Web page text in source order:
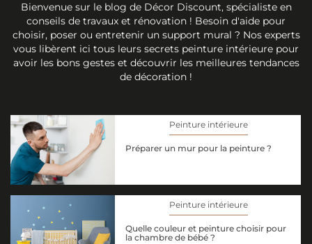
Bienvenue sur le blog de Décor Discount, spécialiste en
conseils de travaux et rénovation ! Besoin d'aide pour
choisir, poser ou entretenir un support mural ? Nos experts
vous libèrent ici tous leurs secrets peinture intérieure pour
avoir les bons gestes et découvrir les meilleures tendances
de décoration !
Peinture intérieure
Préparer un mur pour la peinture ?
Peinture intérieure
Quelle couleur et peinture choisir pour
la chambre de bébé ?